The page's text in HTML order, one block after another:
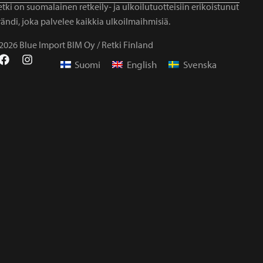
on suomalainen retkeily- ja ulkoilutuotteisiin erikoistunut
joka palvelee kaikkia ulkoilmaihmisiä.
Blue Import BIM Oy / Retki Finland
Suomi English Svenska